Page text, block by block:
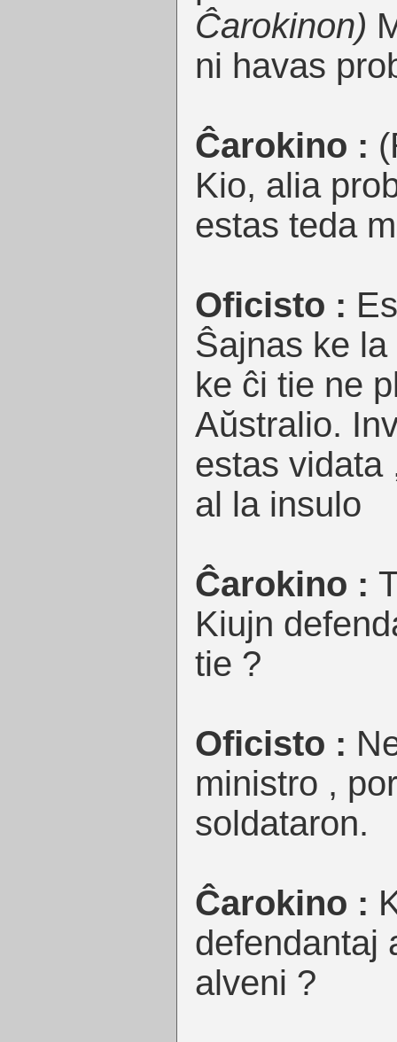
Ĉarokinon)
ni havas
Ĉarokino :
Kio, alia
estas teda
Oficisto :
Ŝajnas ke
ke ĉi tie ne
Aŭstralio.
estas vidata
al la insulo
Ĉarokino :
Kiujn
tie ?
Oficisto :
ministro ,
soldataron.
Ĉarokino :
defendantaj
alveni ?